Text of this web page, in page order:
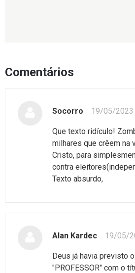
Comentários
Socorro 19/05/2023
Que texto ridículo!
milhares que crêem na
Cristo, para
contra
Texto absurdo,
Alan Kardec 19/05/
Deus já havia previsto
"PROFESSOR" com o